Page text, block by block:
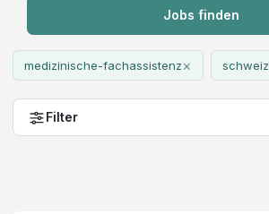
Jobs finden
medizinische-fachassistenz× schweiz
Filter